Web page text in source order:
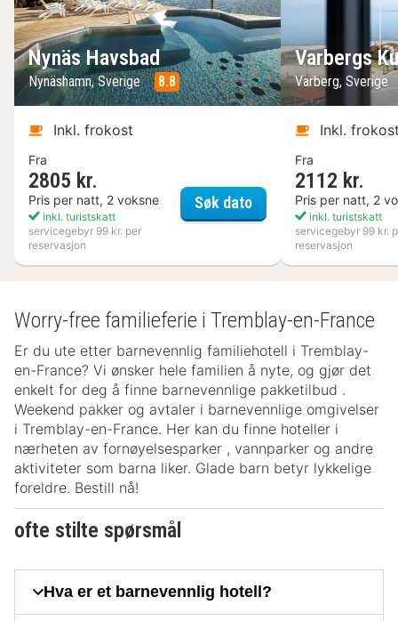
Nynäs Havsbad
Nynäshamn, Sverige 8.8
Inkl. frokost
Fra
2805 kr.
Pris per natt, 2 voksne
inkl. turistskatt
servicegebyr 99 kr. per
reservasjon
Søk datoNynäs Havsbad
Varbergs
Varberg, Sverige
Inkl.
Fra
2112 kr.
Pris per natt, 2
inkl. turistskatt
servicegebyr 99 kr.
reservasjon
Worry-free familieferie i Tremblay-en-France
Er du ute etter barnevennlig familiehotell i Tremblay-
en-France? Vi ønsker hele familien å nyte, og gjør det
enkelt for deg å finne barnevennlige pakketilbud .
Weekend pakker og avtaler i barnevennlige omgivelser
i Tremblay-en-France. Her kan du finne hoteller i
nærheten av fornøyelsesparker , vannparker og andre
aktiviteter som barna liker. Glade barn betyr lykkelige
foreldre. Bestill nå!
ofte stilte spørsmål
Hva er et barnevennlig hotell?